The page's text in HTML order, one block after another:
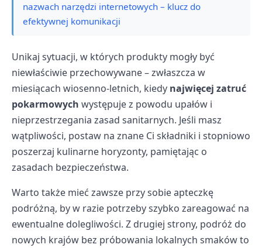
nazwach narzędzi internetowych – klucz do
efektywnej komunikacji
Unikaj sytuacji, w których produkty mogły być
niewłaściwie przechowywane – zwłaszcza w
miesiącach wiosenno-letnich, kiedy najwięcej zatruć
pokarmowych występuje z powodu upałów i
nieprzestrzegania zasad sanitarnych. Jeśli masz
wątpliwości, postaw na znane Ci składniki i stopniowo
poszerzaj kulinarne horyzonty, pamiętając o
zasadach bezpieczeństwa.
Warto także mieć zawsze przy sobie apteczkę
podróżną, by w razie potrzeby szybko zareagować na
ewentualne dolegliwości. Z drugiej strony, podróż do
nowych krajów bez próbowania lokalnych smaków to